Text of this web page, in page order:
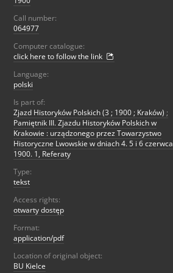
Call number:
064977
Computer catalogue:
click here to follow the link
Language:
polski
Is part of:
Zjazd Historyków Polskich (3 ; 1900 ; Kraków) ;
Pamiętnik III. Zjazdu Historyków Polskich w
Krakowie : urządzonego przez Towarzystwo
Historyczne Lwowskie w dniach 4. 5 i 6 czerwca
1900. 1, Referaty
Type:
tekst
Access rights:
otwarty dostęp
Format:
application/pdf
Location of original object:
BU Kielce